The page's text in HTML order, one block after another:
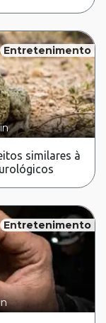
Entretenimento
similares à
Entretenimento